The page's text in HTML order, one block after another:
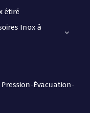
étiré
Inox à
Pression-Évacuation-